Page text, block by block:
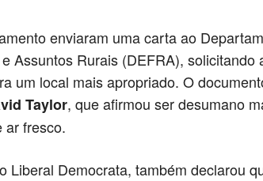
enviaram uma carta ao
Assuntos Rurais (DEFRA), solicitando
um local mais apropriado. O
Taylor, que afirmou ser desumano
ar fresco.
Liberal Democrata, também declarou